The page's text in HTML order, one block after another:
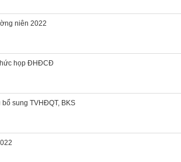
niên 2022
họp ĐHĐCĐ
sung TVHĐQT, BKS